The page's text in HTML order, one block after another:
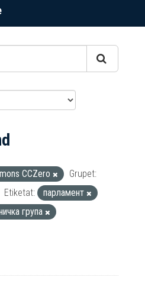
CCZero
Grupet:
Etiketat:
парламент
група